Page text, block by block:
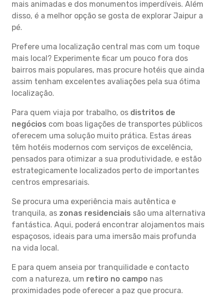
mais animadas e dos monumentos imperdíveis. Além
disso, é a melhor opção se gosta de explorar Jaipur a
pé.
Prefere uma localização central mas com um toque
mais local? Experimente ficar um pouco fora dos
bairros mais populares, mas procure hotéis que ainda
assim tenham excelentes avaliações pela sua ótima
localização.
Para quem viaja por trabalho, os distritos de
negócios com boas ligações de transportes públicos
oferecem uma solução muito prática. Estas áreas
têm hotéis modernos com serviços de excelência,
pensados para otimizar a sua produtividade, e estão
estrategicamente localizados perto de importantes
centros empresariais.
Se procura uma experiência mais autêntica e
tranquila, as zonas residenciais são uma alternativa
fantástica. Aqui, poderá encontrar alojamentos mais
espaçosos, ideais para uma imersão mais profunda
na vida local.
E para quem anseia por tranquilidade e contacto
com a natureza, um retiro no campo nas
proximidades pode oferecer a paz que procura.